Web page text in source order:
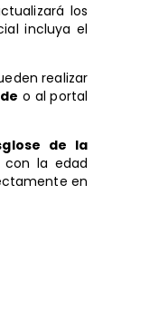
los
incluya el
realizar
o al portal
de la
con la edad
en